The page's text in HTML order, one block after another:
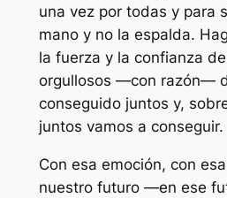
una vez por todas y para
mano y no la espalda.
la fuerza y la confianza
orgullosos —con razón—
conseguido juntos y,
juntos vamos a conseguir.
Con esa emoción, con
nuestro futuro —en ese